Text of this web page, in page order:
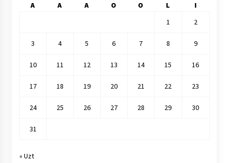
A A A O O L
I
1
2
3 4 5 6 7 8 9
10 11 12 13 14 15 16
17 18 19 20 21 22 23
24 25 26 27 28 29 30
31
« Uzt